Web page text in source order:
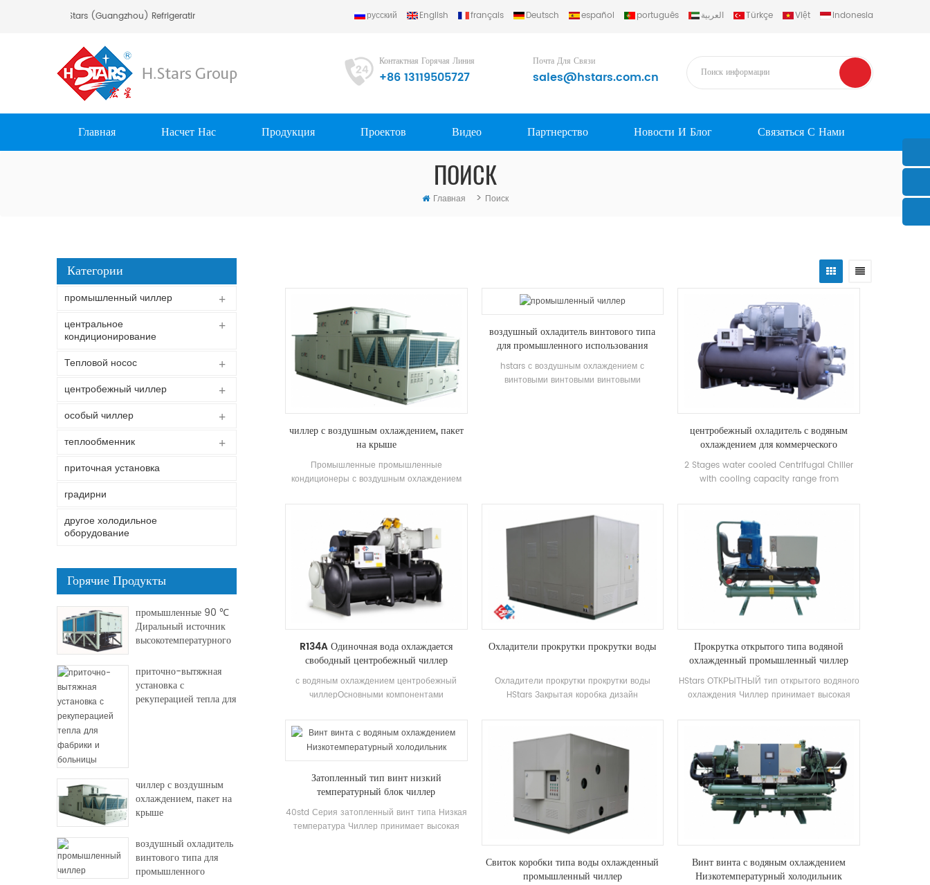
Пожаловать В H.Stars (Guangzhou) Refrigerating Equipment Group Ltd.. русский English français Deutsch español português العربية Türkçe Việt Indonesia
Контактная Горячая Линия
+86 13119505727
Почта Для Связи
sales@hstars.com.cn
Главная Насчет Нас Продукция Проектов Видео Партнерство Новости И Блог Связаться С Нами
ПОИСК
Главная > Поиск
чиллер с воздушным охлаждением, пакет
на крыше
Промышленные промышленные
кондиционеры с воздушным охлаждением
предприятий / текстильных
предприятийh.stars предлагает решения
для фармацевтической, электронной,
автомобильной, полиграфической и пищевой
промышленности, коммерческого
строительства, обработки голоса и защиты
окружающей среды, качества воздуха в
помещениях, вентиляции судов.
воздушный охладитель винтового типа
для промышленного использования
hstars с воздушным охлаждением с
винтовыми винтовыми винтовыми
центробежный охладитель с водяным
охлаждением для коммерческого
использования в гостиницах
2 Stages water cooled Centrifugal Chiller
with cooling capacity range from
reliable, so high-performing, so future-
proof that once it’s installed, you may
never have to think about it again. Low
maintance cost.
R134A Одиночная вода охлаждается
свободный центробежный чиллер
с водяным охлаждением центробежный
чиллерОсновными компонентами
полукрытый Двухполюсный центробежные
компрессоры, тип спрей (падающая пленка)
Испарители, системы рециркуляции
жидкости хладагента, Flash-Type
ЭКОНОМИЗЕРС И ОРИФТИЧЕСКАЯ ПЛАТКА
Дроссеги Устройства. Приложения: в
основном используется в центральных
системах кондиционирования воздуха и
промышленным процессом охлаждения
Охладители прокрутки прокрутки воды
Охладители прокрутки прокрутки воды
HStars Закрытая коробка дизайн
типа, который широко используется в домах
и малых офисах. Кабинетные кондиционеры
имеют преимущества высокой мощности и
сильного ветра Power. Устройство имеет 8
стандартных спецификаций и впускной воды
охлаждения Температура. Диапазон 21-35
°C. Бренд: HStars охлаждениеЕмкость
Диапазон: 25,7 кВт ~ 147,7 кВт Приложения:
Фабрика, ресторан, торговый центр, офис и
другие кондиционер системы.
Прокрутка открытого типа водяной
охлажденный промышленный чиллер
HStars ОТКРЫТНЫЙ тип открытого водяного
охлаждения Чиллер принимает высокая
электронные компоненты, оснащенные
отличным охлаждающим конденсатором и
испаритель
Затопленный тип винт низкий
температурный блок чиллер
40std Серия затопленный винт типа Низкая
температура Чиллер принимает высокая
Свиток коробки типа воды охлажденный
промышленный чиллер
Винт винта с водяным охлаждением
Низкотемпературный холодильник
Категории
промышленный чиллер
центральное
кондиционирование
Тепловой носос
центробежный чиллер
особый чиллер
теплообменник
приточная установка
градирни
другое холодильное
оборудование
Горячие Продукты
промышленные 90 ℃
Диральный источник
высокотемпературного
приточно-вытяжная
установка с
рекуперацией тепла для
чиллер с воздушным
охлаждением, пакет на
крыше
воздушный охладитель
винтового типа для
промышленного